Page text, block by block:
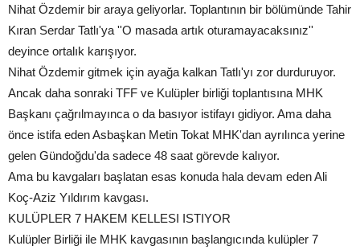
Nihat Özdemir bir araya geliyorlar. Toplantının bir bölümünde Tahir
Kıran Serdar Tatlı'ya ''O masada artık oturamayacaksınız''
deyince ortalık karışıyor.
Nihat Özdemir gitmek için ayağa kalkan Tatlı'yı zor durduruyor.
Ancak daha sonraki TFF ve Kulüpler birliği toplantısına MHK
Başkanı çağrılmayınca o da basıyor istifayı gidiyor. Ama daha
önce istifa eden Asbaşkan Metin Tokat MHK'dan ayrılınca yerine
gelen Gündoğdu'da sadece 48 saat görevde kalıyor.
Ama bu kavgaları başlatan esas konuda hala devam eden Ali
Koç-Aziz Yıldırım kavgası.
KULÜPLER 7 HAKEM KELLESI ISTIYOR
Kulüpler Birliği ile MHK kavgasının başlangıcında kulüpler 7